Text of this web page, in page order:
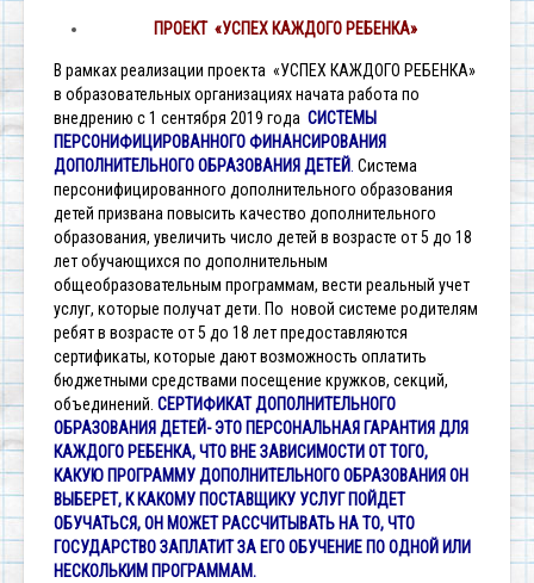
ПРОЕКТ «УСПЕХ КАЖДОГО РЕБЕНКА»
В рамках реализации проекта «УСПЕХ КАЖДОГО РЕБЕНКА»
в образовательных организациях начата работа по
внедрению с 1 сентября 2019 года СИСТЕМЫ
ПЕРСОНИФИЦИРОВАННОГО ФИНАНСИРОВАНИЯ
ДОПОЛНИТЕЛЬНОГО ОБРАЗОВАНИЯ ДЕТЕЙ. Система
персонифицированного дополнительного образования
детей призвана повысить качество дополнительного
образования, увеличить число детей в возрасте от 5 до 18
лет обучающихся по дополнительным
общеобразовательным программам, вести реальный учет
услуг, которые получат дети. По новой системе родителям
ребят в возрасте от 5 до 18 лет предоставляются
сертификаты, которые дают возможность оплатить
бюджетными средствами посещение кружков, секций,
объединений. СЕРТИФИКАТ ДОПОЛНИТЕЛЬНОГО
ОБРАЗОВАНИЯ ДЕТЕЙ- ЭТО ПЕРСОНАЛЬНАЯ ГАРАНТИЯ ДЛЯ
КАЖДОГО РЕБЕНКА, ЧТО ВНЕ ЗАВИСИМОСТИ ОТ ТОГО,
КАКУЮ ПРОГРАММУ ДОПОЛНИТЕЛЬНОГО ОБРАЗОВАНИЯ ОН
ВЫБЕРЕТ, К КАКОМУ ПОСТАВЩИКУ УСЛУГ ПОЙДЕТ
ОБУЧАТЬСЯ, ОН МОЖЕТ РАССЧИТЫВАТЬ НА ТО, ЧТО
ГОСУДАРСТВО ЗАПЛАТИТ ЗА ЕГО ОБУЧЕНИЕ ПО ОДНОЙ ИЛИ
НЕСКОЛЬКИМ ПРОГРАММАМ.